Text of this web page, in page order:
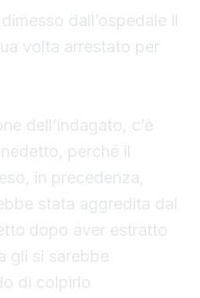
dall’ospedale il
volta arrestato per
dell’indagato, c’è
perché il
in precedenza,
stata aggredita dal
dopo aver estratto
gli si sarebbe
di colpirlo